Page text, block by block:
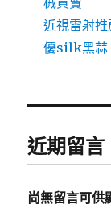
近視雷射
優silk黑蒜
近期留言
尚無留言可供